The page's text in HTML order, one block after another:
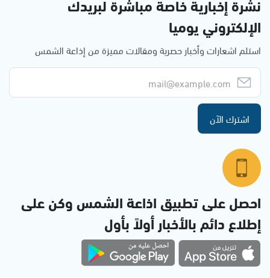
الإلكتروني يوميا
استلم اشعارات وأخبار حصرية ومقالات مميزة من إذاعة الشمس
اشترك الآن
احصل على تطبيق اذاعة الشمس وكن على
إطلاع دائم بالأخبار أولاً بأول